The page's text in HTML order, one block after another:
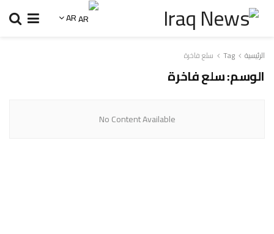
AR
الرئيسية Tag سلع فاخرة
الوسم:سلع فاخرة
No Content Available